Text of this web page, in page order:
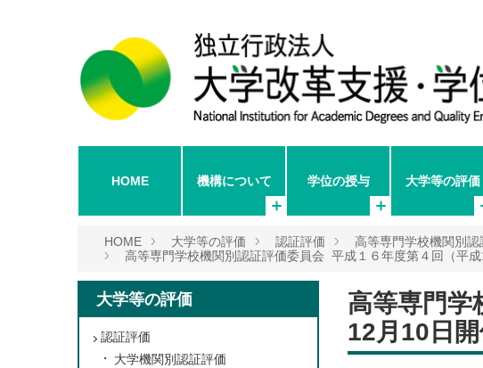
HOME 機構について 学位の授与 大学等の評価
HOME 大学等の評価 認証評価 高等専門学校機関別認
高等専門学校機関別認証評価委員会 平成１６年度第４回（平成
高等専門学
12月10日開
大学等の評価
認証評価
大学機関別認証評価